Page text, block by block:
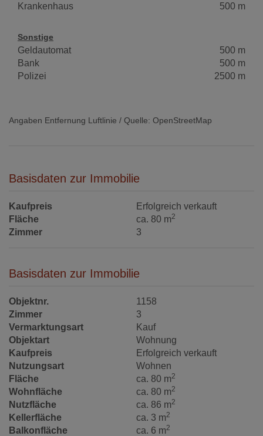
Krankenhaus
500 m
Sonstige
Geldautomat
500 m
Bank
500 m
Polizei
2500 m
Angaben Entfernung Luftlinie / Quelle: OpenStreetMap
Basisdaten zur Immobilie
Kaufpreis
Erfolgreich verkauft
Fläche
ca. 80 m2
Zimmer 3
Basisdaten zur Immobilie
Objektnr.
1158
Zimmer
3
Vermarktungsart
Kauf
Objektart
Wohnung
Kaufpreis
Erfolgreich verkauft
Nutzungsart
Wohnen
Fläche
ca. 80 m2
Wohnfläche ca. 80 m2
Nutzfläche ca. 86 m2
Kellerfläche ca. 3 m2
Balkonfläche ca. 6 m2